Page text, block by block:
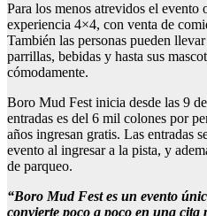
Para los menos atrevidos el evento
experiencia 4×4, con venta de
También las personas pueden
parrillas, bebidas y hasta sus
cómodamente.
Boro Mud Fest inicia desde las 9
entradas es del 6 mil colones por
años ingresan gratis. Las entradas
evento al ingresar a la pista, y
de parqueo.
“Boro Mud Fest es un evento
convierte poco a poco en una cita